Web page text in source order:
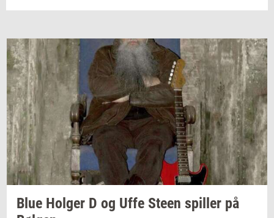
Blue Hol­ger D og Uffe Steen spil­ler på